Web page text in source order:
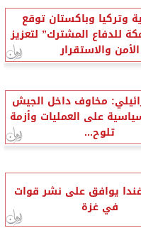
وتركيا وباكستان توقع
للدفاع المشترك” لتعزيز
الأمن والاستقرار
مخاوف داخل الجيش
على العمليات وأزمة
تلوح...
يوافق على نشر قوات
في غزة